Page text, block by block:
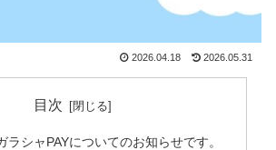
2026.04.18 2026.05.31
目次
ラシャPAYについてのお知らせです。